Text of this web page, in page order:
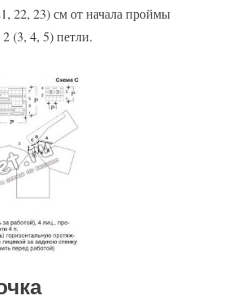
22, 23) см от начала проймы
(3, 4, 5) петли.